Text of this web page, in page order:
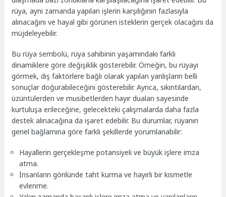
rüya, aynı zamanda yapılan işlerin karşılığının fazlasıyla
alınacağını ve hayal gibi görünen isteklerin gerçek olacağını da
müjdeleyebilir.
Bu rüya sembolü, rüya sahibinin yaşamındaki farklı
dinamiklere göre değişiklik gösterebilir. Örneğin, bu rüyayı
görmek, dış faktörlere bağlı olarak yapılan yanlışların belli
sonuçlar doğurabileceğini gösterebilir. Ayrıca, sıkıntılardan,
üzüntülerden ve musibetlerden hayır duaları sayesinde
kurtuluşa erileceğine, gelecekteki çalışmalarda daha fazla
destek alınacağına da işaret edebilir. Bu durumlar, rüyanın
genel bağlamına göre farklı şekillerde yorumlanabilir:
Hayallerin gerçekleşme potansiyeli ve büyük işlere imza
atma.
İnsanların gönlünde taht kurma ve hayırlı bir kısmetle
evlenme.